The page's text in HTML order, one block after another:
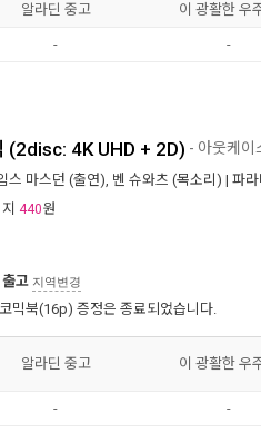
알라딘 중고 이 광활한 우
- -
(2disc: 4K UHD + 2D) - 아웃케이
스 마스던 (출연), 벤 슈와츠 (목소리) | 파
440원
고 지역변경
믹북(16p) 증정은 종료되었습니다.
알라딘 중고 이 광활한 우
- -